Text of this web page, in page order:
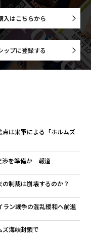
入はこちらから
ップに登録する
は米軍による「ホルムズ
渉を準備か 報道
制裁は崩壊するのか？
ラン戦争の混乱緩和へ前進
海峡封鎖で